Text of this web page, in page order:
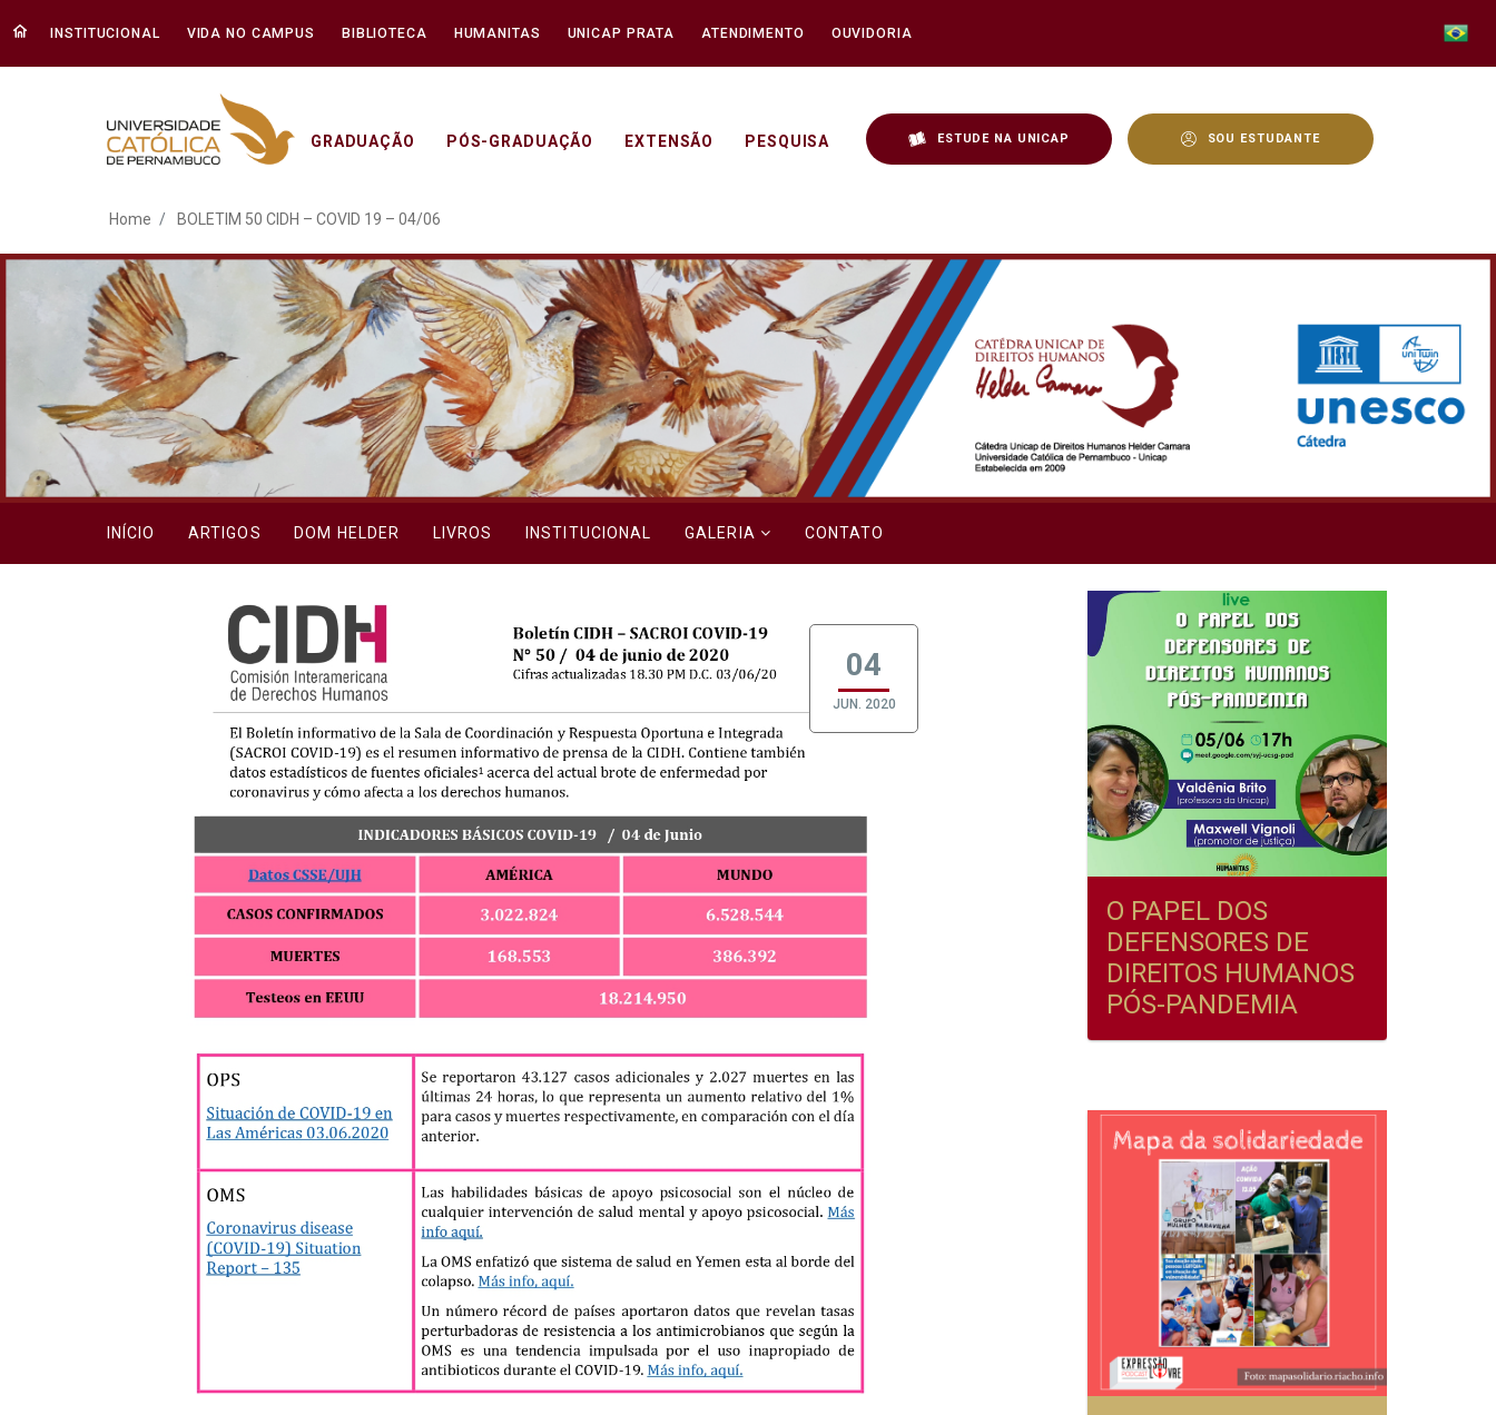
INSTITUCIONAL VIDA NO CAMPUS BIBLIOTECA HUMANITAS UNICAP PRATA ATENDIMENTO OUVIDORIA
GRADUAÇÃO PÓS-GRADUAÇÃO EXTENSÃO PESQUISA ESTUDE NA UNICAP SOU ESTUDANTE
BOLETIM 50 CIDH – COVID 19 – 04/06 - Unicap
Home BOLETIM 50 CIDH – COVID 19 – 04/06
INÍCIO ARTIGOS DOM HELDER LIVROS INSTITUCIONAL GALERIA CONTATO
04
JUN. 2020
O PAPEL DOS
DEFENSORES DE
DIREITOS HUMANOS
PÓS-PANDEMIA